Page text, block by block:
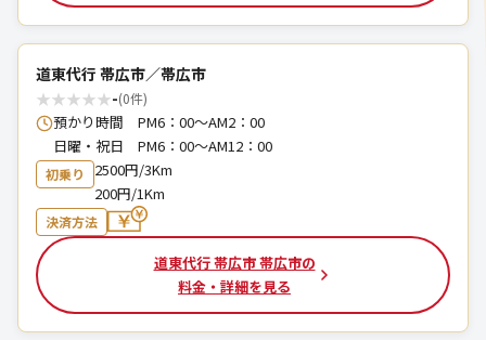
道東代行 帯広市／帯広市
★★★★★-(0件)
預かり時間 PM6：00～AM2：00
日曜・祝日 PM6：00～AM12：00
初乗り
2500円/3Km
200円/1Km
決済方法
道東代行 帯広市 帯広市の
料金・詳細を見る